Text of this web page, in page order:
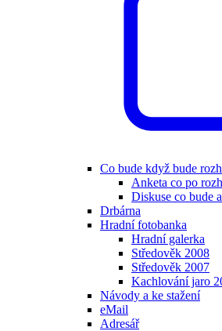
Co bude když bude
Anketa co po
Diskuse co bude
Drbárna
Hradní fotobanka
Hradní galerka
Středověk 2008
Středověk 2007
Kachlování jaro
Návody a ke stažení
eMail
Adresář